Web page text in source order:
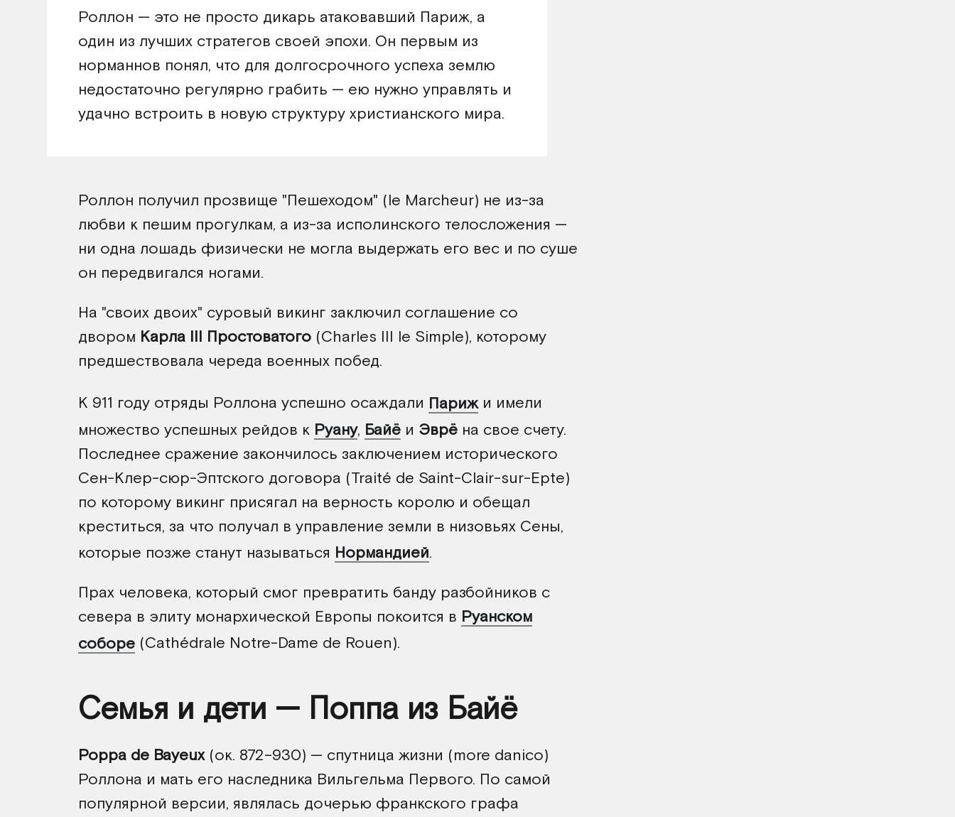
Роллон — это не просто дикарь атаковавший Париж, а
один из лучших стратегов своей эпохи. Он первым из
норманнов понял, что для долгосрочного успеха землю
недостаточно регулярно грабить — ею нужно управлять и
удачно встроить в новую структуру христианского мира.
Роллон получил прозвище "Пешеходом" (le Marcheur) не из-за
любви к пешим прогулкам, а из-за исполинского телосложения —
ни одна лошадь физически не могла выдержать его вес и по суше
он передвигался ногами.
На "своих двоих" суровый викинг заключил соглашение со
двором Карла III Простоватого (Charles III le Simple), которому
предшествовала череда военных побед.
К 911 году отряды Роллона успешно осаждали Париж и имели
множество успешных рейдов к Руану, Байё и Эврё на свое счету.
Последнее сражение закончилось заключением исторического
Сен-Клер-сюр-Эптского договора (Traité de Saint-Clair-sur-Epte)
по которому викинг присягал на верность королю и обещал
креститься, за что получал в управление земли в низовьях Сены,
которые позже станут называться Нормандией.
Прах человека, который смог превратить банду разбойников с
севера в элиту монархической Европы покоится в Руанском
соборе (Cathédrale Notre-Dame de Rouen).
Семья и дети — Поппа из Байё
Poppa de Bayeux(ок. 872–930) — спутница жизни (more danico)
Роллона и мать его наследника Вильгельма Первого. По самой
популярной версии, являлась дочерью франкского графа